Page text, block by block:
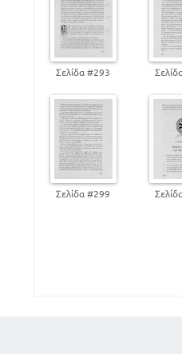
Σελίδα #293
Σελίδα #299